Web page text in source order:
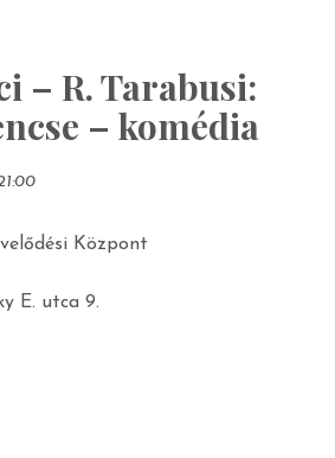
– R. Tarabusi:
– komédia
Központ
E. utca 9.